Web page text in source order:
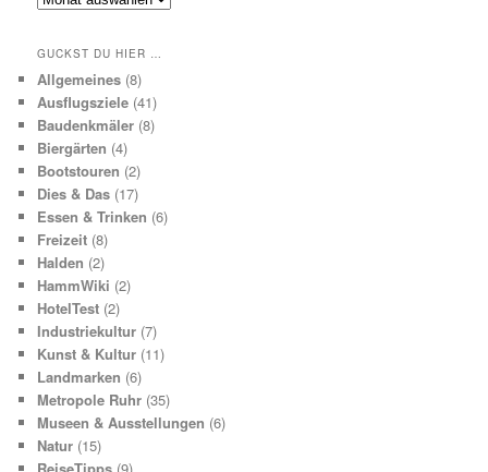
lesen
war
…
GUCKST DU HIER …
Allgemeines (8)
Ausflugsziele (41)
Baudenkmäler (8)
Biergärten (4)
Bootstouren (2)
Dies & Das (17)
Essen & Trinken (6)
Freizeit (8)
Halden (2)
HammWiki (2)
HotelTest (2)
Industriekultur (7)
Kunst & Kultur (11)
Landmarken (6)
Metropole Ruhr (35)
Museen & Ausstellungen (6)
Natur (15)